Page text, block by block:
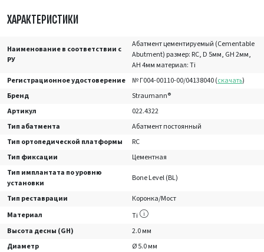
ХАРАКТЕРИСТИКИ
Наименование в соответствии с
РУ
Абатмент цементируемый (Cementable
Abutment) размер: RC, D 5мм, GH 2мм,
AH 4мм материал: Ti
Регистрационное удостоверение
№ Г004-00110-00/04138040 (скачать)
Бренд
Straumann®
Артикул
022.4322
Тип абатмента
Абатмент постоянный
Тип ортопедической платформы
RC
Тип фиксации
Цементная
Тип имплантата по уровню
установки
Bone Level (BL)
Тип реставрации
Коронка/Мост
Материал
Ti
Высота десны (GH)
2.0 мм
Диаметр
Ø 5.0 мм